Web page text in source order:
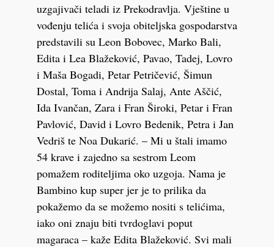
uzgajivači teladi iz Prekodravlja. Vještine u
vođenju telića i svoja obiteljska gospodarstva
predstavili su Leon Bobovec, Marko Bali,
Edita i Lea Blažeković, Pavao, Tadej, Lovro
i Maša Bogadi, Petar Petričević, Šimun
Dostal, Toma i Andrija Salaj, Ante Aščić,
Ida Ivančan, Zara i Fran Široki, Petar i Fran
Pavlović, David i Lovro Bedenik, Petra i Jan
Vedriš te Noa Dukarić. – Mi u štali imamo
54 krave i zajedno sa sestrom Leom
pomažem roditeljima oko uzgoja. Nama je
Bambino kup super jer je to prilika da
pokažemo da se možemo nositi s telićima,
iako oni znaju biti tvrdoglavi poput
magaraca – kaže Edita Blažeković. Svi mali